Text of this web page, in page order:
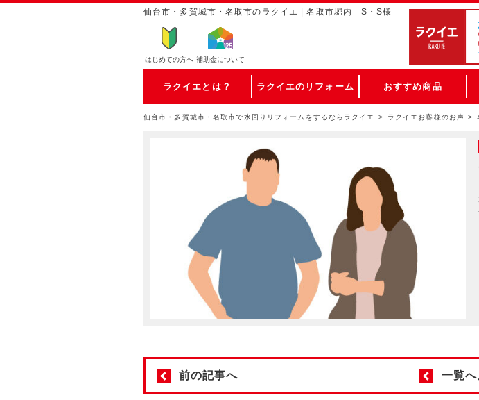
仙台市・多賀城市・名取市のラクイエ | 名取市堀内 S・S様
はじめての方へ 補助金について
ラクイエとは？ ラクイエのリフォーム おすすめ商品
仙台市・多賀城市・名取市で水回りリフォームをするならラクイエ ラクイエお客様のお声
前の記事へ 一覧へ